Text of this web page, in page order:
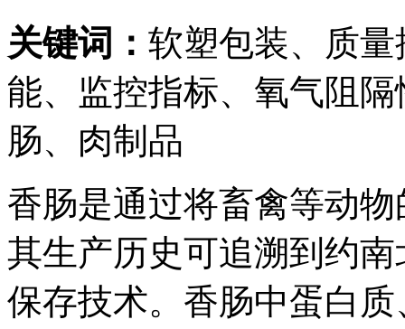
关键词： 软塑包装、质
能、监控指标、氧气阻
肠、肉制品
香肠是通过将畜禽等动
其生产历史可追溯到约
保存技术。香肠中蛋白